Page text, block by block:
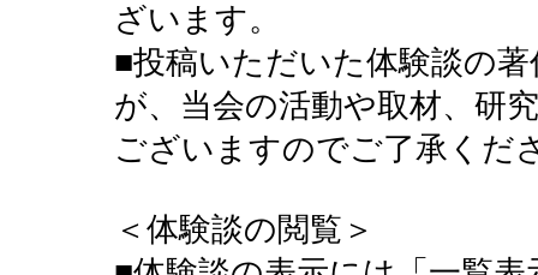
ざいます。
■投稿いただいた体験談の
が、当会の活動や取材、研
ございますのでご了承くだ
＜体験談の閲覧＞